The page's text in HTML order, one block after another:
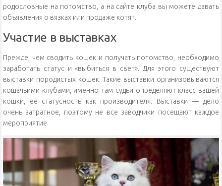
родословные на потомство, а на сайте клуба вы можете давать
объявления о вязках или продаже котят.
Участие в выставках
Прежде, чем сводить кошек и получать потомство, необходимо
заработать статус и «выбиться в свет». Для этого существуют
выставки породистых кошек. Такие выставки организовываются
кошачьими клубами, именно там судьи определяют класс вашей
кошки, ее статусность как производителя. Выставки — дело
очень затратное, поэтому не все заводчики посещают каждое
мероприятие.